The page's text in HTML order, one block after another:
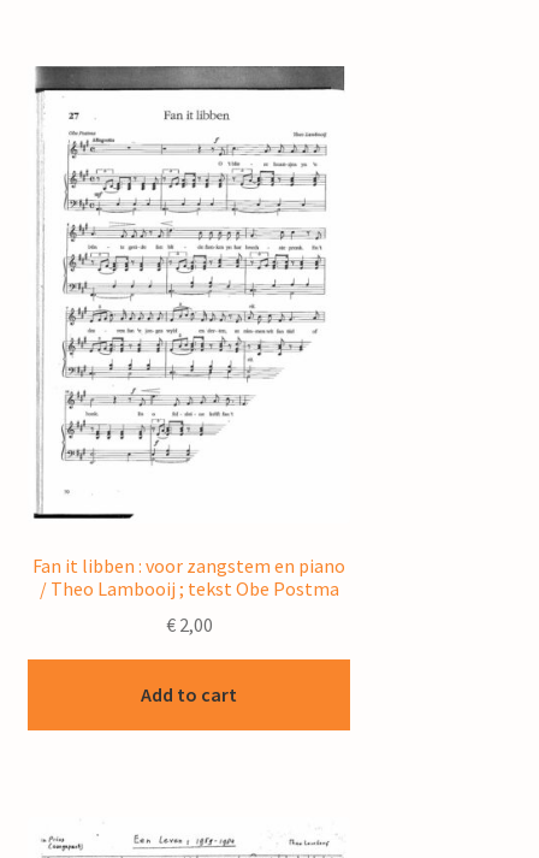
Fan it libben : voor zangstem en piano
/ Theo Lambooij ; tekst Obe Postma
€2,00
Add to cart